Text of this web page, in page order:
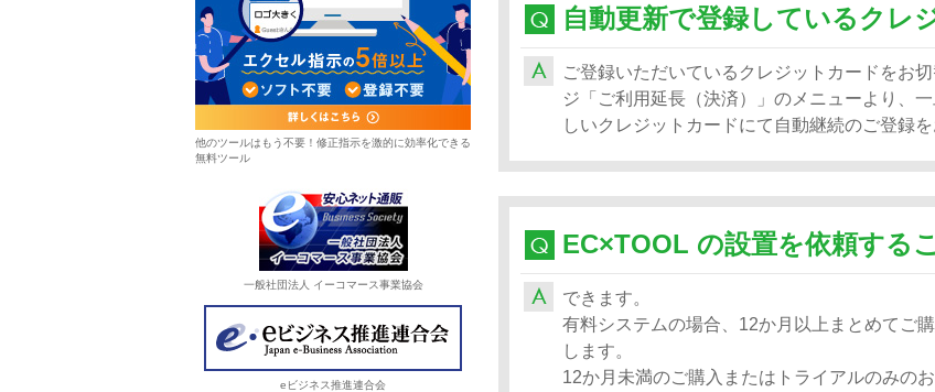
他のツールはもう不要！修正指示を激的に効率化できる
無料ツール
一般社団法人 イーコマース事業協会
eビジネス推進連合会
ご登録いただいているクレジットカードをお
ジ「ご利用延長（決済）」のメニューより、
しいクレジットカードにて自動継続のご登録を
EC×TOOL の設置を依頼する
できます。
有料システムの場合、12か月以上まとめてご
します。
12か月未満のご購入またはトライアルのみの